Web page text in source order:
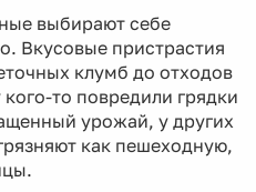
выбирают себе
Вкусовые пристрастия
клумб до отходов
то повредили грядки
урожай, у других
как пешеходную,